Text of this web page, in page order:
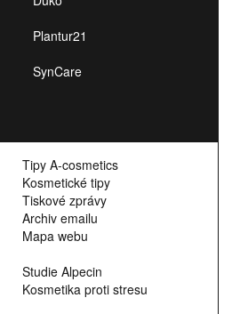
Plantur21
SynCare
Tipy A-cosmetics
Kosmetické tipy
Tiskové zprávy
Archiv emailu
Mapa webu
Studie Alpecin
Kosmetika proti stresu